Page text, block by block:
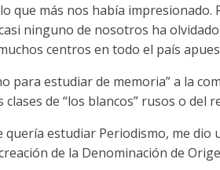
que más nos había
ninguno de nosotros ha
centros en todo el país
para estudiar de memoria” a la
de “los blancos” rusos o del
quería estudiar Periodismo, me dio
de la Denominación de